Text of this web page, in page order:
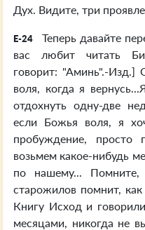
Дух. Видите, три
E-24
Теперь давайте
вас любит читать
говорит: "Аминь".-
воля, когда я
отдохнуть одну-две
если Божья воля, я
пробуждение,
возьмем какое-нибудь
по нашему... Помните,
старожилов помнит,
Книгу Исход и
месяцами, никогда не